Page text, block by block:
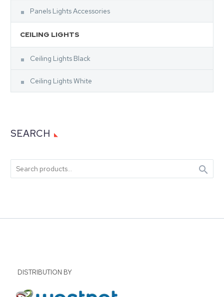
Panels Lights Accessories
CEILING LIGHTS
Ceiling Lights Black
Ceiling Lights White
SEARCH

DISTRIBUTION BY